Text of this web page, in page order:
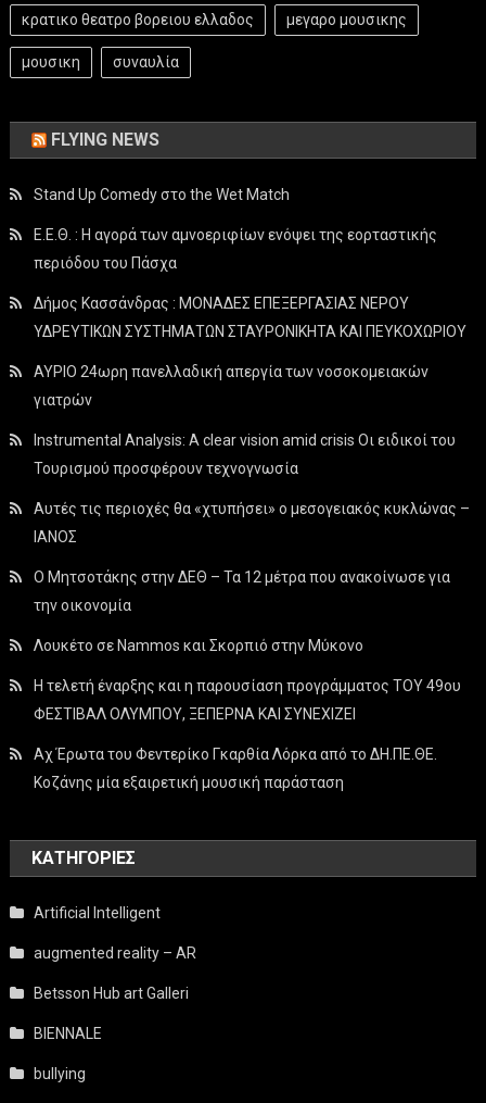
κρατικο θεατρο βορειου ελλαδος μεγαρο μουσικης
μουσικη συναυλία
FLYING NEWS
Stand Up Comedy στο the Wet Match
Ε.Ε.Θ. : Η αγορά των αμνοεριφίων ενόψει της εορταστικής
περιόδου του Πάσχα
Δήμος Κασσάνδρας : ΜΟΝΑΔΕΣ ΕΠΕΞΕΡΓΑΣΙΑΣ ΝΕΡΟΥ
ΥΔΡΕΥΤΙΚΩΝ ΣΥΣΤΗΜΑΤΩΝ ΣΤΑΥΡΟΝΙΚΗΤΑ ΚΑΙ ΠΕΥΚΟΧΩΡΙΟΥ
ΑΥΡΙΟ 24ωρη πανελλαδική απεργία των νοσοκομειακών
γιατρών
Instrumental Analysis: A clear vision amid crisis Οι ειδικοί του
Τουρισμού προσφέρουν τεχνογνωσία
Αυτές τις περιοχές θα «χτυπήσει» ο μεσογειακός κυκλώνας –
ΙΑΝΟΣ
Ο Μητσοτάκης στην ΔΕΘ – Τα 12 μέτρα που ανακοίνωσε για
την οικονομία
Λουκέτο σε Nammos και Σκορπιό στην Μύκονο
Η τελετή έναρξης και η παρουσίαση προγράμματος ΤΟΥ 49ου
ΦΕΣΤΙΒΑΛ ΟΛΥΜΠΟΥ, ΞΕΠΕΡΝΑ ΚΑΙ ΣΥΝΕΧΙΖΕΙ
Αχ Έρωτα του Φεντερίκο Γκαρθία Λόρκα από το ΔΗ.ΠΕ.ΘΕ.
Κοζάνης μία εξαιρετική μουσική παράσταση
KΑΤΗΓΟΡΊΕΣ
Artificial Intelligent
augmented reality – AR
Betsson Hub art Galleri
BIENNALE
bullying